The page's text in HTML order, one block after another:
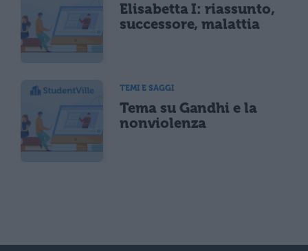
Elisabetta I: riassunto,
successore, malattia
TEMI E SAGGI
Tema su Gandhi e la
nonviolenza